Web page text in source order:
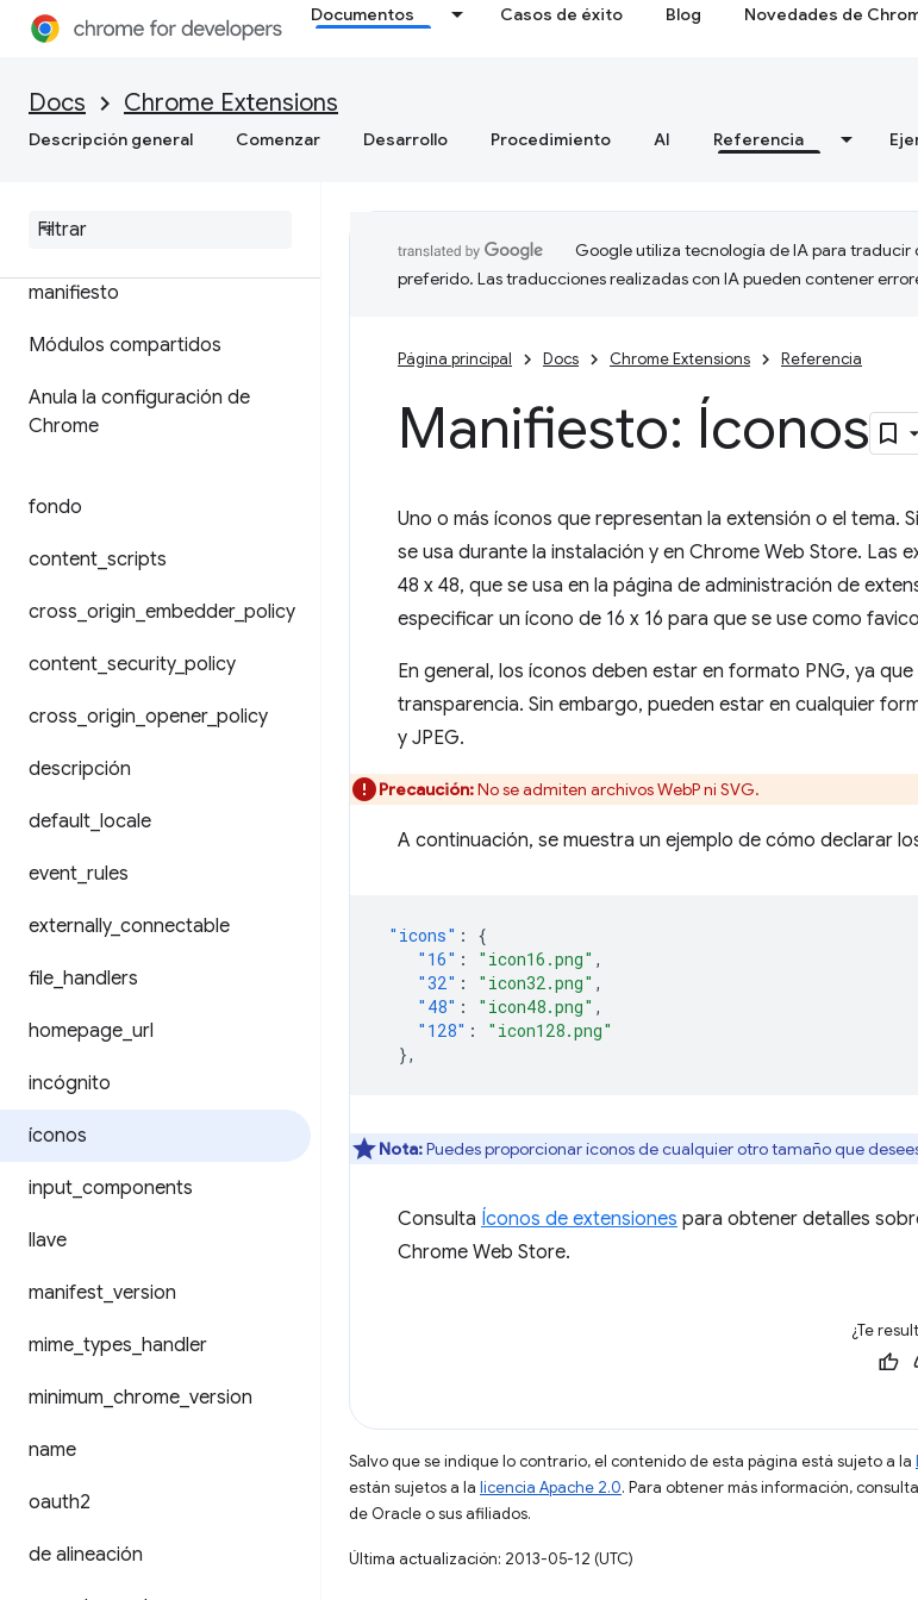
Documentos Casos de éxito Blog Novedades de
Docs Chrome Extensions
Descripción general Comenzar Desarrollo Procedimiento AI Referencia
manifiesto
Módulos compartidos
Anula la configuración de
Chrome
fondo
content scripts
cross origin embedder_ policy
content security_ policy
cross origin opener_ policy
descripción
default locale
event rules
externally_ connectable
file handlers
homepage url
incógnito
íconos
input components
llave
manifest version
mime types handler
minimum chrome version
name
oauth2
de alineación
Google utiliza tecnología de IA para traducir
preferido. Las traducciones realizadas con IA pueden contener
Página principal Docs Chrome Extensions Referencia
Manifiesto: Íconos
Uno o más íconos que representan la extensión o el tema.
se usa durante la instalación y en Chrome Web Store.
48 x 48, que se usa en la página de administración de
especificar un ícono de 16 x 16 para que se use como
En general, los íconos deben estar en formato PNG, ya
transparencia. Sin embargo, pueden estar en cualquier
y JPEG.
Precaución:No se admiten archivos WebP ni SVG.
A continuación, se muestra un ejemplo de cómo declarar
"icons" :
{
"16" : "icon16.png" ,
"32" : "icon32.png" ,
"48" : "icon48.png" ,
"128" :
"icon128.png"
},
Nota:Puedes proporcionar íconos de cualquier otro tamaño que
Consulta Íconos de extensiones para obtener detalles
Chrome Web Store.
¿Te
Salvo que se indique lo contrario, el contenido de esta página está sujeto a la
están sujetos a la licencia Apache 2.0. Para obtener más información,
de Oracle o sus afiliados.
Última actualización: 2013-05-12 (UTC)